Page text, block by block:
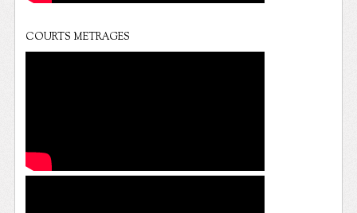
COURTS METRAGES